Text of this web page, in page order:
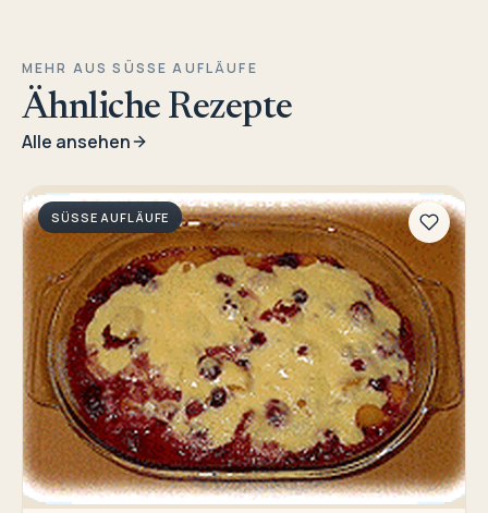
MEHR AUS SÜSSE AUFLÄUFE
Ähnliche Rezepte
Alle ansehen
SÜSSE AUFLÄUFE